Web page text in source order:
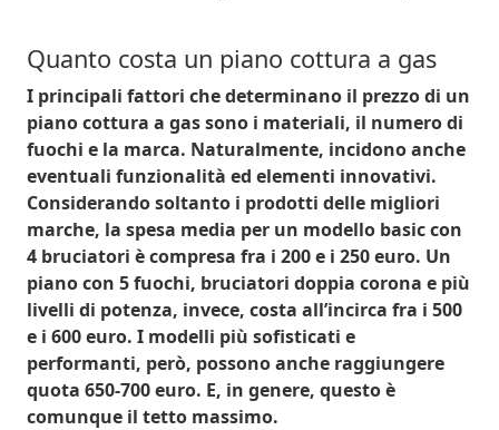
Quanto costa un piano cottura a gas
I principali fattori che determinano il prezzo di un
piano cottura a gassono i materiali, il numero di
fuochi e la marca. Naturalmente, incidono anche
eventuali funzionalità ed elementi innovativi.
Considerando soltanto i prodotti delle migliori
marche, la spesa media per un modello basic con
4 bruciatori è compresa fra i 200 e i 250 euro. Un
piano con 5 fuochi, bruciatori doppia corona e più
livelli di potenza, invece, costa all’incirca fra i 500
e i 600 euro. I modelli più sofisticati e
performanti, però, possono anche raggiungere
quota 650-700 euro. E, in genere, questo è
comunque il tetto massimo.